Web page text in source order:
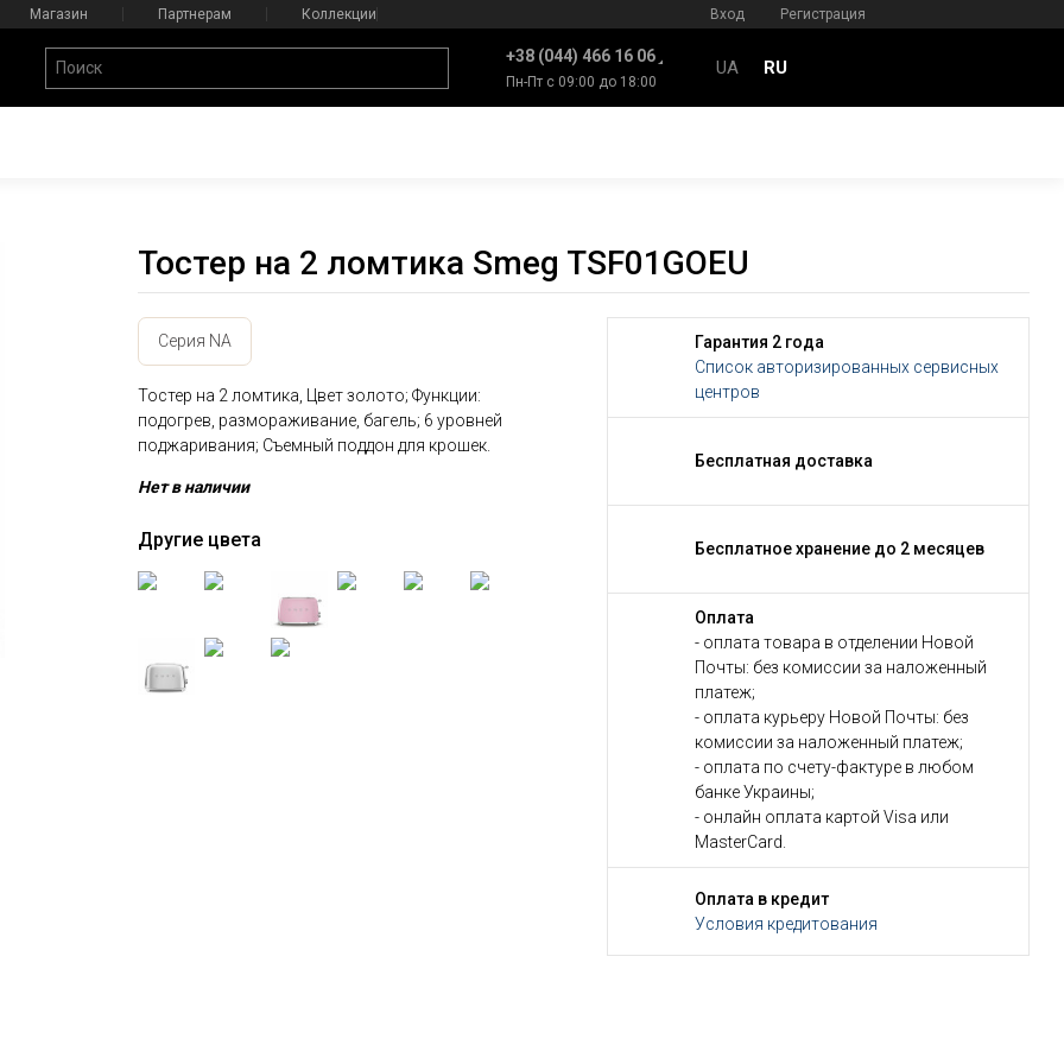
Магазин Партнерам Коллекции Вход Регистрация
+38 (044) 466 16 06
Пн-Пт с 09:00 до 18:00
UA RU
Тостер на 2 ломтика Smeg TSF01GOEU
Серия NA
Тостер на 2 ломтика, Цвет золото; Функции:
подогрев, размораживание, багель; 6 уровней
поджаривания; Съемный поддон для крошек.
Нет в наличии
Другие цвета
Гарантия 2 года
Список авторизированных сервисных
центров
Бесплатная доставка
Бесплатное хранение до 2 месяцев
Оплата
- оплата товара в отделении Новой
Почты: без комиссии за наложенный
платеж;
- оплата курьеру Новой Почты: без
комиссии за наложенный платеж;
- оплата по счету-фактуре в любом
банке Украины;
- онлайн оплата картой Visa или
MasterCard.
Оплата в кредит
Условия кредитования